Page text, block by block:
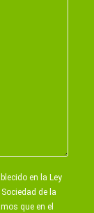
en la Ley
de la
que en el